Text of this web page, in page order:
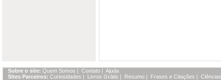
Sobre o site: Quem Somos | Contato | Ajuda
Sites Parceiros: Curiosidades | Livros Grátis | Resumo | Frases e Citações |